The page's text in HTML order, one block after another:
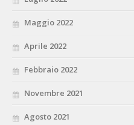
Maggio 2022
Aprile 2022
Febbraio 2022
Novembre 2021
Agosto 2021